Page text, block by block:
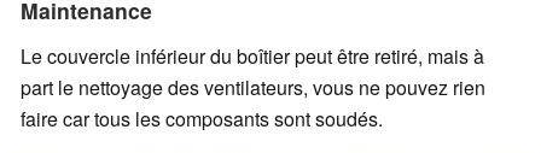
Maintenance
Le couvercle inférieur du boîtier peut être retiré, mais à
part le nettoyage des ventilateurs, vous ne pouvez rien
faire car tous les composants sont soudés.